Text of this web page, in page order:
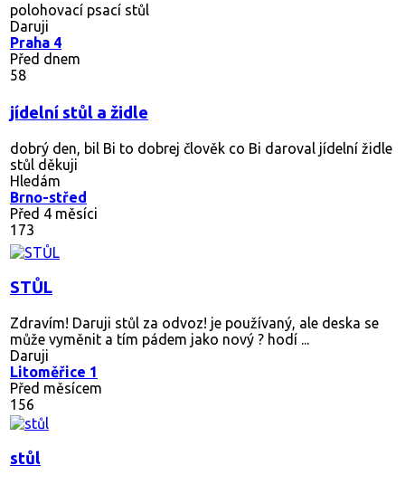
polohovací psací stůl
Daruji
Praha 4
Před dnem
58
jídelní stůl a židle
dobrý den, bil Bi to dobrej člověk co Bi daroval jídelní židle
stůl děkuji
Hledám
Brno-střed
Před 4 měsíci
173
STŮL
Zdravím! Daruji stůl za odvoz! je používaný, ale deska se
může vyměnit a tím pádem jako nový ? hodí ...
Daruji
Litoměřice 1
Před měsícem
156
stůl